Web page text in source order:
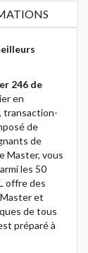
246 de
en
transaction-
de
de
Master, vous
les 50
offre des
et
de tous
préparé à